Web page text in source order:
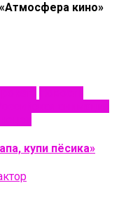
кино»
купи пёсика»